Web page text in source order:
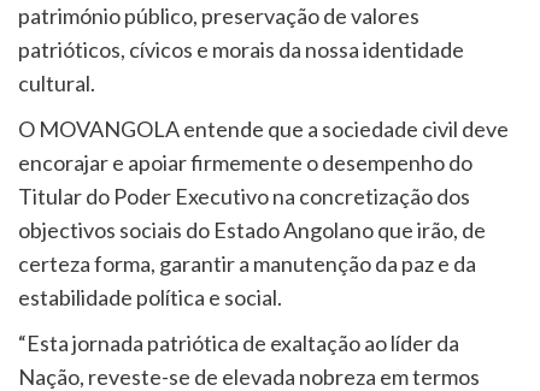
património público, preservação de valores
patrióticos, cívicos e morais da nossa identidade
cultural.
O MOVANGOLA entende que a sociedade civil deve
encorajar e apoiar firmemente o desempenho do
Titular do Poder Executivo na concretização dos
objectivos sociais do Estado Angolano que irão, de
certeza forma, garantir a manutenção da paz e da
estabilidade política e social.
“Esta jornada patriótica de exaltação ao líder da
Nação, reveste-se de elevada nobreza em termos